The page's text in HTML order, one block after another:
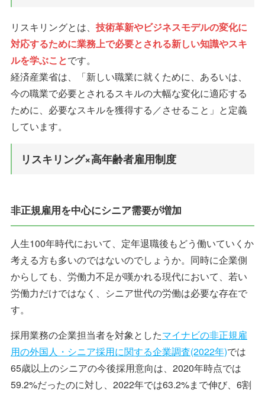
リスキリングとは、 技術革新やビジネスモデルの変化に
対応するために業務上で必要とされる新しい知識やスキ
ルを学ぶことです。
経済産業省は、「新しい職業に就くために、あるいは、
今の職業で必要とされるスキルの大幅な変化に適応する
ために、必要なスキルを獲得する／させること」と定義
しています。
リスキリング×高年齢者雇用制度
非正規雇用を中心にシニア需要が増加
人生100年時代において、定年退職後もどう働いていくか
考える方も多いのではないのでしょうか。同時に企業側
からしても、労働力不足が嘆かれる現代において、若い
労働力だけではなく、シニア世代の労働は必要な存在で
す。
採用業務の企業担当者を対象としたマイナビの非正規雇
用の外国人・シニア採用に関する企業調査(2022年)では
65歳以上のシニアの今後採用意向は、2020年時点では
59.2%だったのに対し、2022年では63.2%まで伸び、6割